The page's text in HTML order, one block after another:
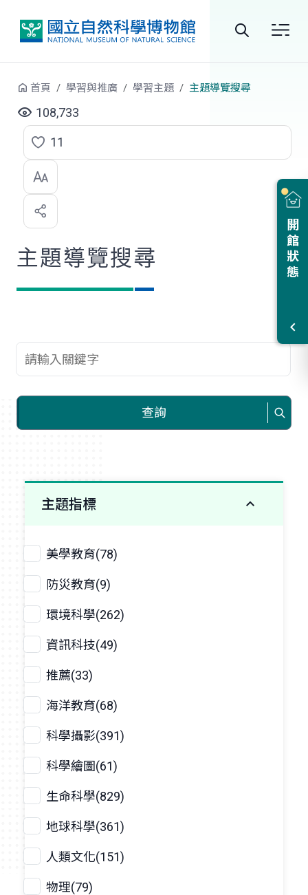
站
尋
開館狀態
首頁 學習與推廣 學習主題 主題導覽搜尋
108,733
點
選
喜
歡
11
主題導覽搜尋
查詢關鍵字
查詢
主題指標
美學教育(78)
防災教育(9)
環境科學(262)
資訊科技(49)
推薦(33)
海洋教育(68)
科學攝影(391)
科學繪圖(61)
生命科學(829)
地球科學(361)
人類文化(151)
物理(79)